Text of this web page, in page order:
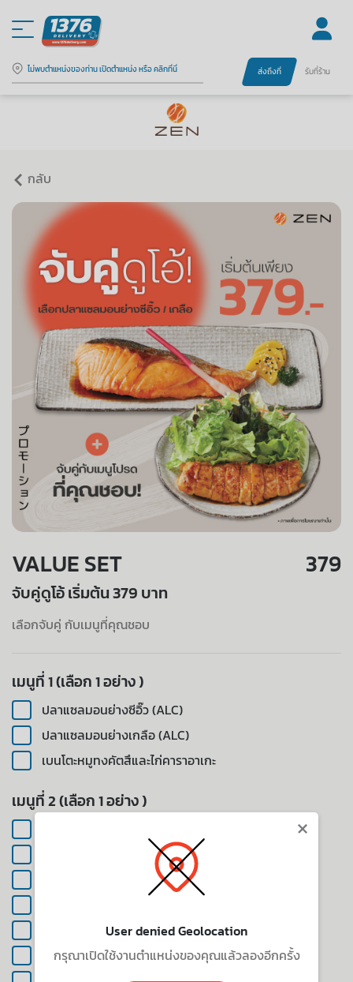
ไม่พบตำแหน่งของท่าน เปิดตำแหน่ง หรือ คลิกที่นี่ ส่งถึงที่ รับที่ร้าน
กลับ
VALUE SET 379
จับคู่ดูโอ้ เริ่มต้น 379 บาท
เลือกจับคู่ กับเมนูที่คุณชอบ
เมนูที่ 1 (เลือก 1 อย่าง )
ปลาแซลมอนย่างซีอิ๊ว (ALC)
ปลาแซลมอนย่างเกลือ (ALC)
เบนโตะหมูทงคัตสึและไก่คาราอาเกะ
เมนูที่ 2 (เลือก 1 อย่าง )
ปลาซาบะย่างซีอิ๊ว (ALC)
กุ้งเทมปุระ (ALC) (+฿50 )
หมูทอดทงคัตสึ (ALC) (+฿50 )
×
User denied Geolocation
กรุณาเปิดใช้งานตำแหน่งของคุณแล้วลองอีกครั้ง